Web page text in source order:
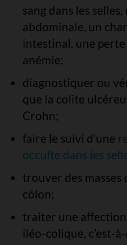
sang dans les
abdominale, un
intestinal, une
anémie;
diagnostiquer ou
que la colite
Crohn;
faire le suivi d’une
occulte dans les
trouver des masses
côlon;
traiter une
iléo-colique, c’est-